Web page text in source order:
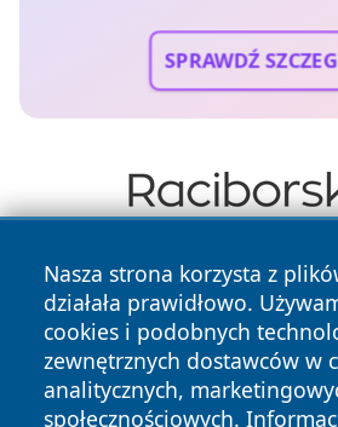
SPRAWDŹ
Nasza strona korzysta z
działała prawidłowo.
cookies i podobnych
zewnętrznych dostawców w
analitycznych,
społecznościowych.
Copyright © 2026 olkuszonline.pl